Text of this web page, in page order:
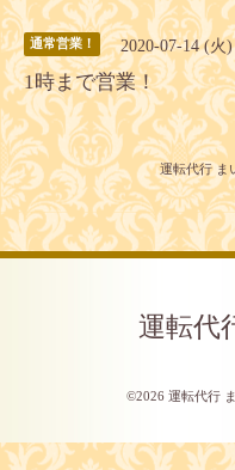
通常営業！ 2020-07-14 (火)
1時まで営業！
運転代行 ま
運転代
©2026 運転代行